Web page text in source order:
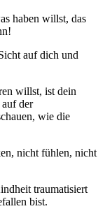
haben willst, das
auf dich und
willst, ist dein
der
wie die
nicht fühlen, nicht
traumatisiert
bist.